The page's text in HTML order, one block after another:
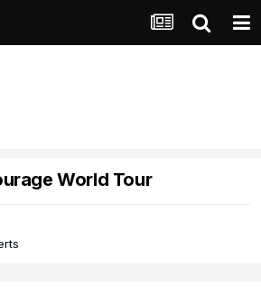
World Tour